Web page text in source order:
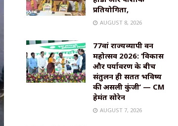
प्रतियोगिता,
AUGUST 8, 2026
77वां राज्यव्यापी वन
महोत्सव 2026: ‘विकास
और पर्यावरण के बीच
संतुलन ही सतत भविष्य
की असली कुंजी’ — CM
हेमंत सोरेन
AUGUST 7, 2026